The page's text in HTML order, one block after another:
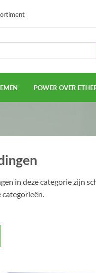
POWER OVER
in deze categorie zijn